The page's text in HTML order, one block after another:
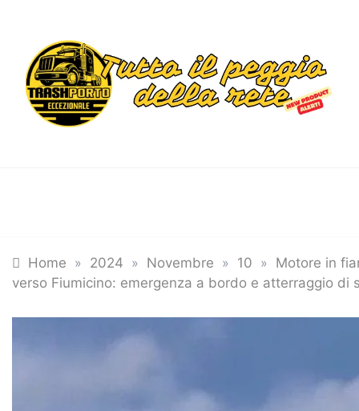
content
Home » 2024 » Novembre » 10 » Motore in
verso Fiumicino: emergenza a bordo e atterraggio di